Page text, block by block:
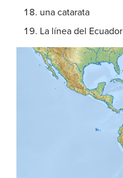
una catarata
La línea del Ecuador